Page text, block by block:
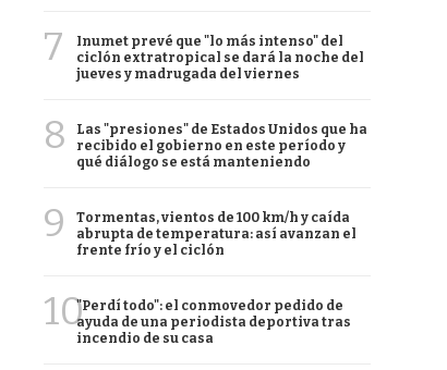
7
Inumet prevé que "lo más intenso" del
ciclón extratropical se dará la noche del
jueves y madrugada del viernes
8
Las "presiones" de Estados Unidos que ha
recibido el gobierno en este período y
qué diálogo se está manteniendo
9
Tormentas, vientos de 100 km/h y caída
abrupta de temperatura: así avanzan el
frente frío y el ciclón
10"Perdí todo": el conmovedor pedido de
ayuda de una periodista deportiva tras
incendio de su casa